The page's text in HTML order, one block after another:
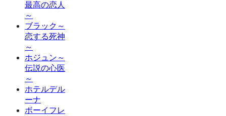
最高の恋人
～
ブラック～
恋する死神
～
ホジュン～
伝説の心医
～
ホテルデル
ーナ
ボーイフレ